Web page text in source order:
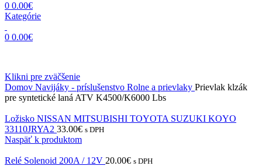
0 0.00€
Kategórie
0 0.00€
Klikni pre zväčšenie
Domov Navijáky - príslušenstvo Rolne a prievlaky Prievlak klzák
pre syntetické laná ATV K4500/K6000 Lbs
Ložisko NISSAN MITSUBISHI TOYOTA SUZUKI KOYO
33110JRYA2 33.00€ s DPH
Naspäť k produktom
Relé Solenoid 200A / 12V 20.00€ s DPH